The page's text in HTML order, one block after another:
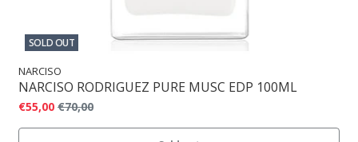
SOLD OUT
NARCISO
NARCISO RODRIGUEZ PURE MUSC EDP 100ML
€55,00 €70,00